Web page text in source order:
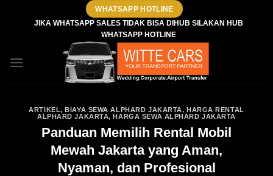
WHATSAPP HOTLINE
JIKA WHATSAPP SALES TIDAK BISA DIHUB SILAKAN HUB
WHATSAPP HOTLINE
ARTIKEL,BIAYA SEWA ALPHARD JAKARTA, HARGA RENTAL
ALPHARD JAKARTA,HARGA SEWA ALPHARD JAKARTA
Panduan Memilih Rental Mobil
Mewah Jakarta yang Aman,
Nyaman, dan Profesional